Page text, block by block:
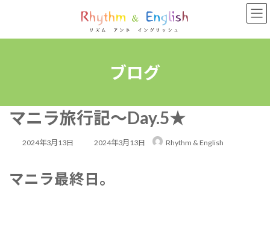
ン
ー
ブログ
マニラ旅行記～Day.5★
2024年3月13日
最
更
2024年3月13日 Rhythm & English
マニラ最終日。